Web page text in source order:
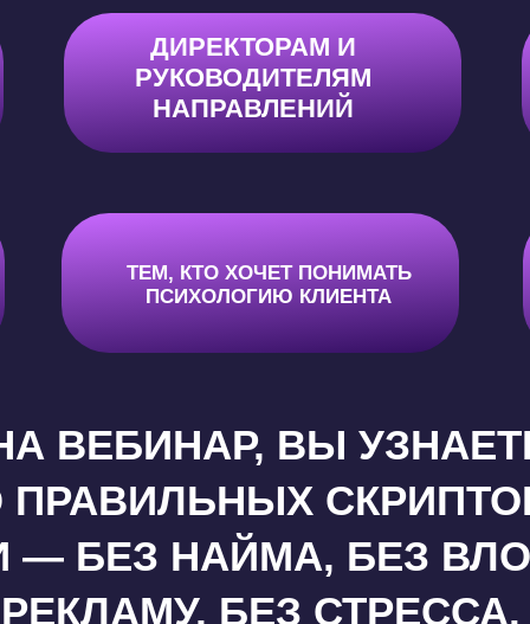
ВЕБИНАР, ВЫ
— БЕЗ НАЙМА, БЕЗ
РЕКЛАМУ, БЕЗ СТРЕССА.
ПРОДЖЕКТАМ
ТЕМ, КТО ХОЧЕТ ПОНИМАТЬ
ПСИХОЛОГИЮ КЛИЕНТА
ДИРЕКТОРАМ И
РУКОВОДИТЕЛЯМ
НАПРАВЛЕНИЙ